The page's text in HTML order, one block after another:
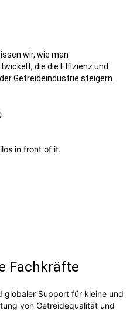
wir, wie man
die die Effizienz und
Getreideindustrie steigern.
Fachkräfte
globaler Support für kleine und
von Getreidequalität und